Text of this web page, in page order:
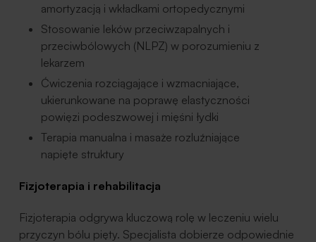
amortyzacją i wkładkami ortopedycznymi
Stosowanie leków przeciwzapalnych i
przeciwbólowych (NLPZ) w porozumieniu z
lekarzem
Ćwiczenia rozciągające i wzmacniające,
ukierunkowane na poprawę elastyczności
powięzi podeszwowej i mięśni łydki
Terapia manualna i masaże rozluźniające
napięte struktury
Fizjoterapia i rehabilitacja
Fizjoterapia odgrywa kluczową rolę w leczeniu wielu
przyczyn bólu pięty. Specjalista dobierze odpowiednie